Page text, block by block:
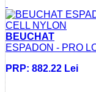
BEUCHAT
ESPADON - PRO
PRP: 882.22 Lei